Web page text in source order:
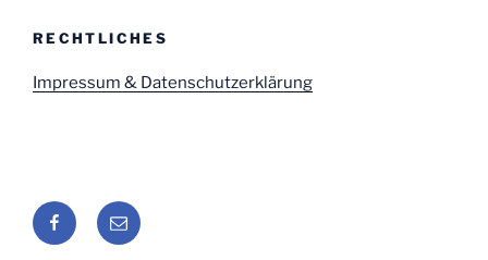
RECHTLICHES
Impressum & Datenschutzerklärung
Facebook
E-
Mail